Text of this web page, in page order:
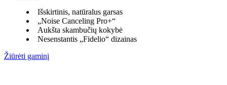
Išskirtinis, natūralus garsas
„Noise Canceling Pro+“
Aukšta skambučių kokybė
Nesenstantis „Fidelio“ dizainas
Žiūrėti gaminį